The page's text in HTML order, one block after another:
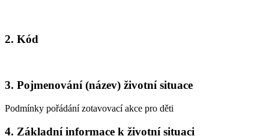
2. Kód
3. Pojmenování (název) životní situace
Podmínky pořádání zotavovací akce pro děti
4. Základní informace k životní situaci